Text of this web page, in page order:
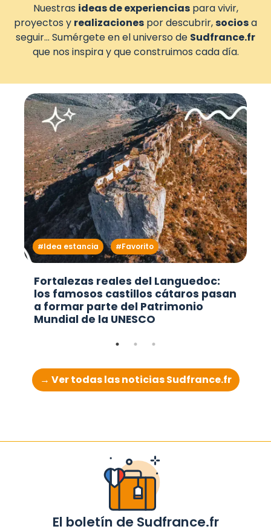
Nuestras ideas de experienciaspara vivir,
proyectos y realizaciones por descubrir,sociosa
seguir... Sumérgete en el universo de Sudfrance.fr
que nos inspira y que construimos cada día.
Fortalezas reales del Languedoc:
los famosos castillos cátaros pasan
a formar parte del Patrimonio
Mundial de la UNESCO
Idea estancia Favorito
→ Ver todas las noticias Sudfrance.fr
El boletín de Sudfrance.fr